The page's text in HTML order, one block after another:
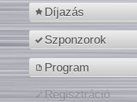
Díjazás
Szponzorok
Program
Regisztráció